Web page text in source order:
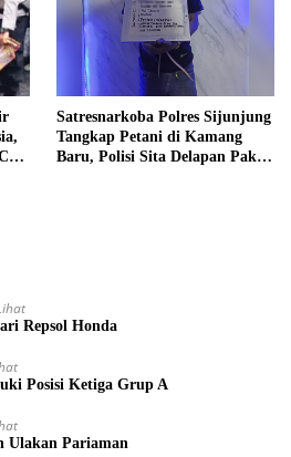
Satresnarkoba Polres Sijunjung
Tangkap Petani di Kamang
Baru, Polisi Sita Delapan Paket
Repsol Honda
Posisi Ketiga Grup A
Ulakan Pariaman